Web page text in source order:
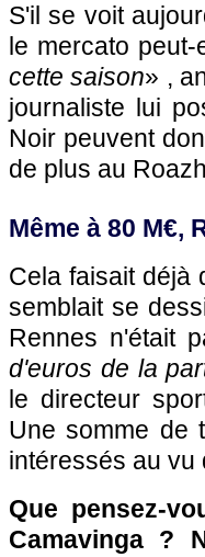
S'il se voit
le mercato
cette saison» ,
journaliste lui
Noir peuvent
de plus au
Même à 80 M€,
Cela faisait déjà
semblait se
Rennes n'était
d'euros de la
le directeur
Une somme de
intéressés au vu
Que pensez-
Camavinga ?